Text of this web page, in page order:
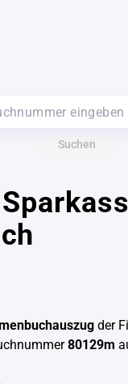
Suchen
der
80129m